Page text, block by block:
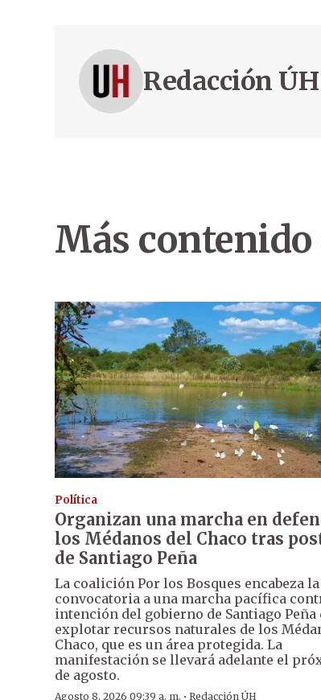
Redacción ÚH
Más contenido
Política
Organizan una marcha en
los Médanos del Chaco tras
de Santiago Peña
La coalición Por los Bosques encabeza la
convocatoria a una marcha pacífica
intención del gobierno de Santiago Peña
explotar recursos naturales de los
Chaco, que es un área protegida. La
manifestación se llevará adelante el
de agosto.
Agosto 8, 2026 09:39 a. m. Redacción ÚH